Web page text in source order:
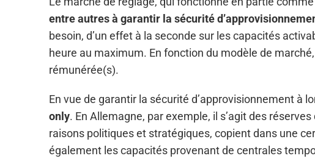
m
e
t
entre autres à garantir la sécurité
besoin, d’un effet à la seconde sur les capacités
heure au maximum. En fonction du modèle de
rémunérée(s).
En vue de garantir la sécurité d’approvisionnement à
only. En Allemagne, par exemple, il s’agit des
raisons politiques et stratégiques, copient dans une
également les capacités provenant de centrales